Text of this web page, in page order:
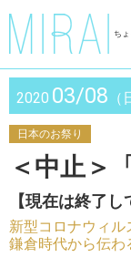
ち
2020 03/08 （
日本のお祭り
＜中止＞
【現在は終了し
新型コロナウィル
鎌倉時代から伝わ